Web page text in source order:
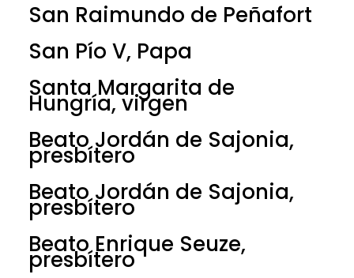
San Raimundo de Peñafort
San Pío V, Papa
Santa Margarita de
Hungría, virgen
Beato Jordán de Sajonia,
presbítero
Beato Jordán de Sajonia,
presbítero
Beato Enrique Seuze,
presbítero